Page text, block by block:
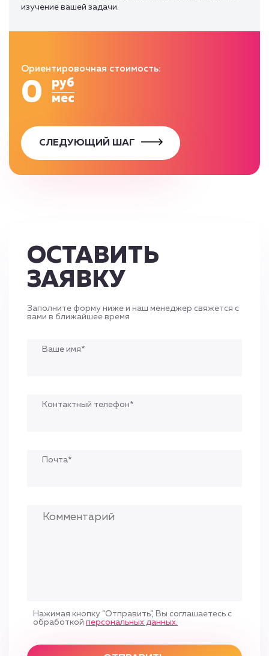
изучение вашей задачи.
Ориентировочная стоимость:
0
руб
мес
СЛЕДУЮЩИЙ ШАГ
ОСТАВИТЬ
ЗАЯВКУ
Заполните форму ниже и наш менеджер свяжется с
вами в ближайшее время
Ваше имя*
Контактный телефон*
Почта*
Нажимая кнопку “Отправить”, Вы соглашаетесь с
обработкой персональных данных.